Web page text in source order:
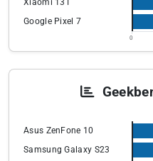
Google Pixel 7
0
Asus ZenFone 10
Samsung Galaxy S23